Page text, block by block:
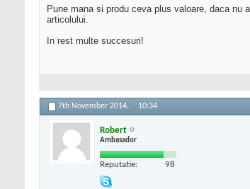
Pune mana si produ ceva plus valoare, daca nu
articolului.
In rest multe succesuri!
7th November 2014, 10:34
Robert
Ambasador
Reputatie: 98